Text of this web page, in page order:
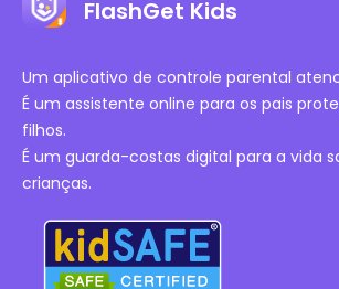
FlashGet Kids
Um aplicativo de controle parental
É um assistente online para os pais
filhos.
É um guarda-costas digital para a vida
crianças.